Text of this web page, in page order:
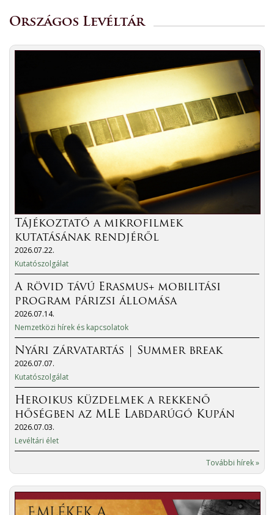
Országos Levéltár
Tájékoztató a mikrofilmek
kutatásának rendjéről
2026.07.22.
Kutatószolgálat
A rövid távú Erasmus+ mobilitási
program párizsi állomása
2026.07.14.
Nemzetközi hírek és kapcsolatok
Nyári zárvatartás | Summer break
2026.07.07.
Kutatószolgálat
Heroikus küzdelmek a rekkenő
hőségben az MLE Labdarúgó Kupán
2026.07.03.
Levéltári élet
További hírek »